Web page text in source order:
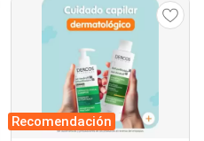
Recomendación